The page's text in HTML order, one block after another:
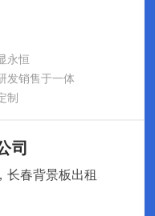
永恒
发销售于一体
制
司
长春背景板出租